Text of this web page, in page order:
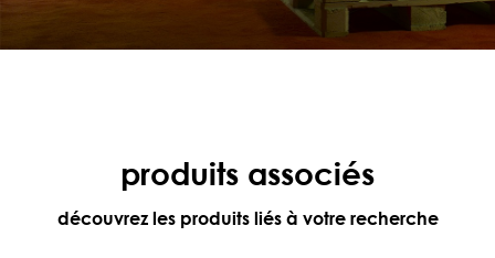
produits associés
découvrez les produits liés à votre recherche